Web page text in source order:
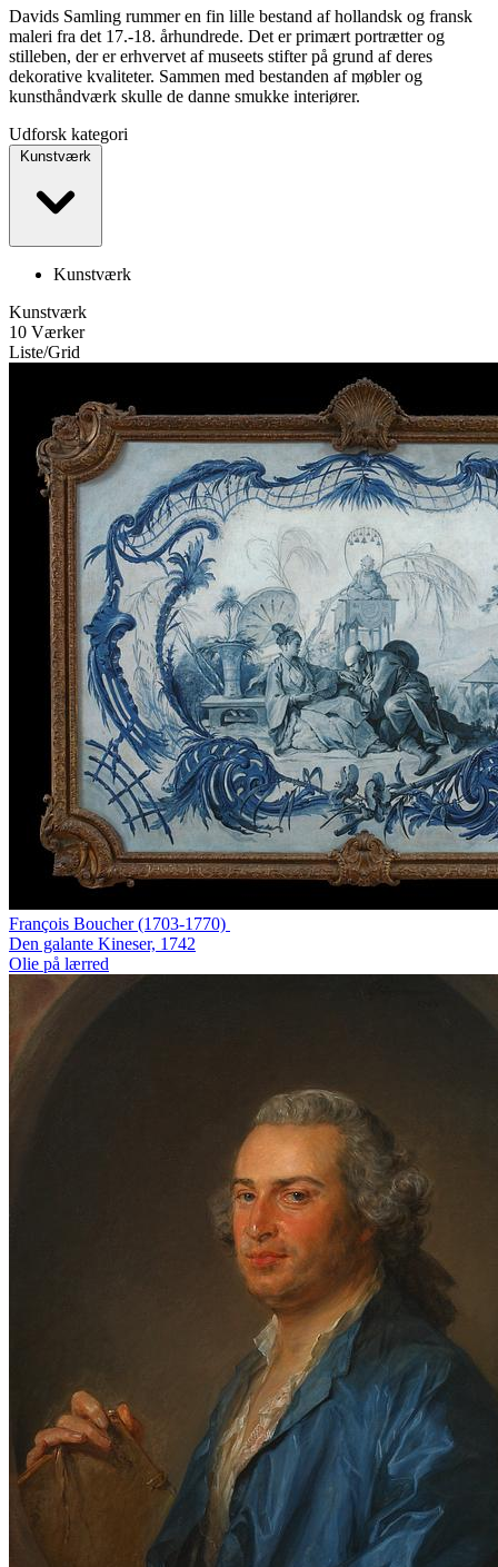
Davids Samling rummer en fin lille bestand af hollandsk og fransk
maleri fra det 17.-18. århundrede. Det er primært portrætter og
stilleben, der er erhvervet af museets stifter på grund af deres
dekorative kvaliteter. Sammen med bestanden af møbler og
kunsthåndværk skulle de danne smukke interiører.
Udforsk kategori
Kunstværk
Kunstværk
10 Værker
Liste/Grid
François Boucher (1703-1770)
Den galante Kineser, 1742
Olie på lærred